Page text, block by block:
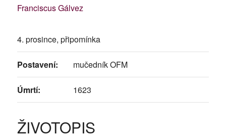
Franciscus Gálvez
4. prosince, připomínka
Postavení: mučedník OFM
Úmrtí: 1623
ŽIVOTOPIS